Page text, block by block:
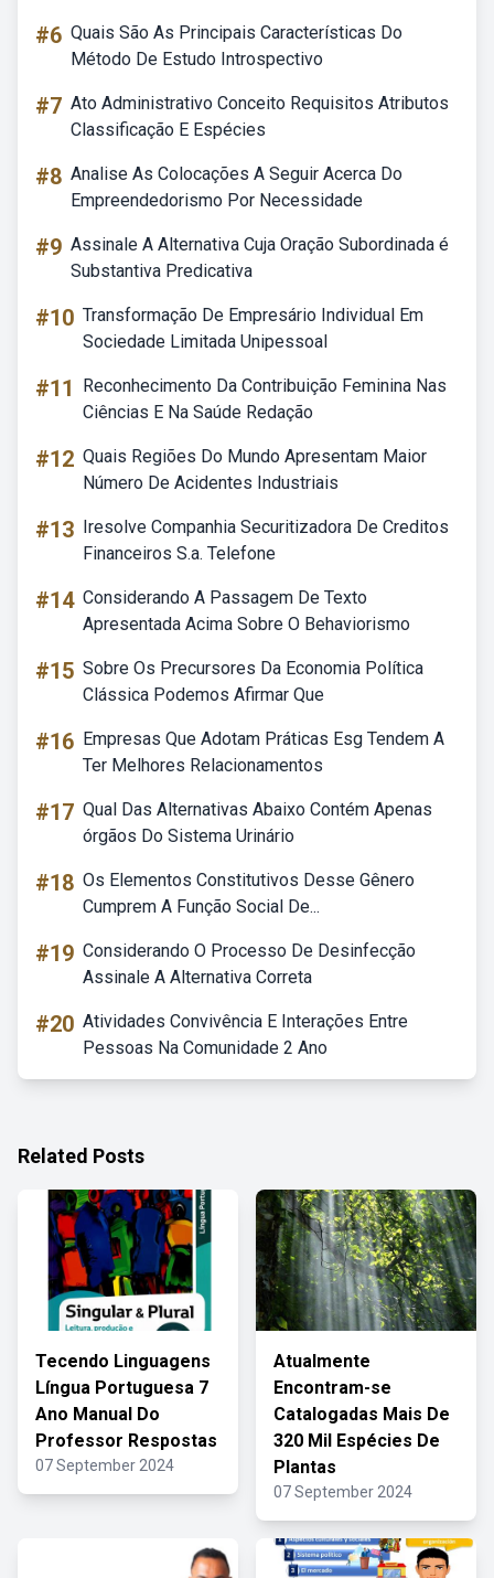
#6 Quais São As Principais Características Do
Método De Estudo Introspectivo
#7 Ato Administrativo Conceito Requisitos Atributos
Classificação E Espécies
#8 Analise As Colocações A Seguir Acerca Do
Empreendedorismo Por Necessidade
#9 Assinale A Alternativa Cuja Oração Subordinada é
Substantiva Predicativa
#10 Transformação De Empresário Individual Em
Sociedade Limitada Unipessoal
#11
Reconhecimento Da Contribuição Feminina Nas
Ciências E Na Saúde Redação
#12 Quais Regiões Do Mundo Apresentam Maior
Número De Acidentes Industriais
#13 Iresolve Companhia Securitizadora De Creditos
Financeiros S.a. Telefone
#14 Considerando A Passagem De Texto
Apresentada Acima Sobre O Behaviorismo
#15 Sobre Os Precursores Da Economia Política
Clássica Podemos Afirmar Que
#16 Empresas Que Adotam Práticas Esg Tendem A
Ter Melhores Relacionamentos
#17 Qual Das Alternativas Abaixo Contém Apenas
órgãos Do Sistema Urinário
#18 Os Elementos Constitutivos Desse Gênero
Cumprem A Função Social De...
#19 Considerando O Processo De Desinfecção
Assinale A Alternativa Correta
#20 Atividades Convivência E Interações Entre
Pessoas Na Comunidade 2 Ano
Related Posts
Tecendo Linguagens
Língua Portuguesa 7
Ano Manual Do
Professor Respostas
07 September 2024
Atualmente
Encontram-se
Catalogadas Mais De
320 Mil Espécies De
Plantas
07 September 2024